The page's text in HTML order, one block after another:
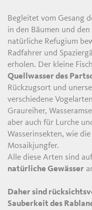
Begleitet vom Gesang
in den Bäumen und
natürliche Refugium
Radfahrer und
erholen. Der kleine
Quellwasser des
Rückzugsort und
verschiedene
Graureiher,
aber auch für Lurche
Wasserinsekten, wie
Mosaikjungfer.
Alle diese Arten sind auf
natürliche Gewässer
Daher sind
Sauberkeit des